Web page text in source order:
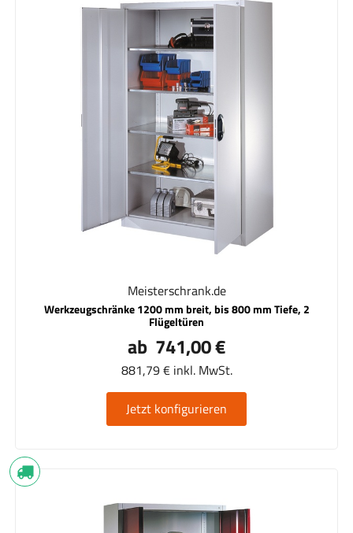
Meisterschrank.de
Werkzeugschränke 1200 mm breit, bis 800 mm Tiefe, 2
Flügeltüren
ab 741,00 €
881,79 € inkl. MwSt.
Jetzt konfigurieren